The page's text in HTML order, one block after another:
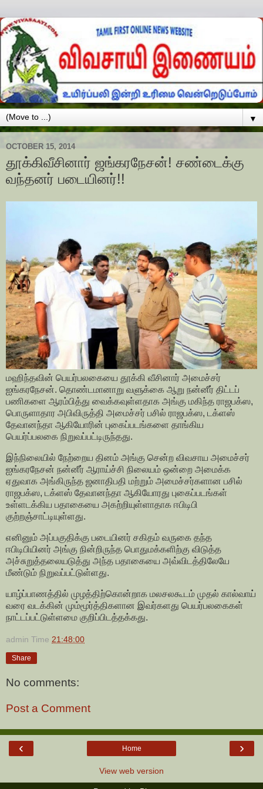
▼
OCTOBER 15, 2014
தூக்கிவீசினார் ஜங்கரநேசன்! சண்டைக்கு
வந்தனர் படையினர்!!
மஹிந்தவின் பெயர்பலகையை தூக்கி வீசினார் அமைச்சர்
ஐங்கரநேசன். தொண்டமானாறு வளுக்கை ஆறு நன்னீர் திட்டப்
பணிகளை ஆரம்பித்து வைக்கவுள்ளதாக அங்கு மகிந்த ராஜபக்ஸ,
பொருளாதார அபிவிருத்தி அமைச்சர் பசில் ராஜபக்ஸ, டக்ளஸ்
தேவானந்தா ஆகியோரின் புகைப்படங்களை தாங்கிய
பெயர்ப்பலகை நிறுவப்பட்டிருந்தது.
இந்நிலையில் நேற்றைய தினம் அங்கு சென்ற விவசாய அமைச்சர்
ஐங்கரநேசன் நன்னீர் ஆராய்ச்சி நிலையம் ஒன்றை அமைக்க
ஏதுவாக அங்கிருந்த ஜனாதிபதி மற்றும் அமைச்சர்களான பசில்
ராஜபக்ஸ, டக்ளஸ் தேவானந்தா ஆகியோரது புகைப்படங்கள்
உள்ளடக்கிய பதாகையை அகற்றியுள்ளாதாக ஈபிடிபி
குற்றஞ்சாட்டியுள்ளது.
எனினும் அப்பகுதிக்கு படையினர் சகிதம் வருகை தந்த
ஈபிடிபியினர் அங்கு நின்றிருந்த பொதுமக்களிற்கு விடுத்த
அச்சுறுத்தலையடுத்து அந்த பதாகையை அவ்விடத்திலேயே
மீண்டும் நிறுவப்பட்டுள்ளது.
யாழ்ப்பாணத்தில் முழத்திற்கொன்றாக மலசலகூடம் முதல் கால்வாய்
வரை வடக்கின் மும்மூர்த்திகளான இவர்களது பெயர்பலகைகள்
நாட்டப்பட்டுள்ளமை குறிப்பிடத்தக்கது.
admin Time 21:48:00
Share
No comments:
Post a Comment
‹ ›
Home
View web version